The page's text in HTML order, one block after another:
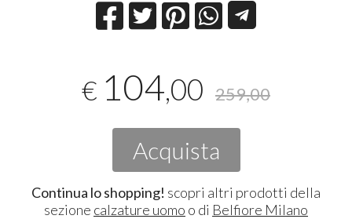
€ 104,00 259,00
Acquista
Continua lo shopping! scopri altri prodotti della
sezione calzature uomo o di Belfiore Milano